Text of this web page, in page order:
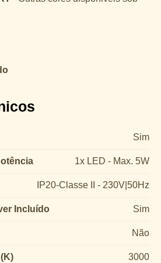
Sim
1x LED - Max. 5W
IP20-Classe II - 230V|50Hz
Incluído Sim
Não
3000